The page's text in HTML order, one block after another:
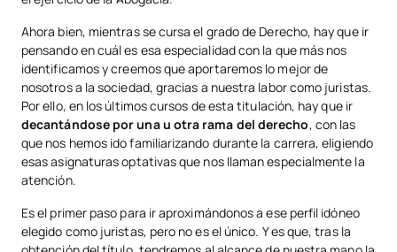
Ahora bien, mientras se cursa el grado de Derecho, hay que ir
pensando en cuál es esa especialidad con la que más nos
identificamos y creemos que aportaremos lo mejor de
nosotros a la sociedad, gracias a nuestra labor como juristas.
Por ello, en los últimos cursos de esta titulación, hay que ir
decantándose por una u otra rama del derecho, con las
que nos hemos ido familiarizando durante la carrera, eligiendo
esas asignaturas optativas que nos llaman especialmente la
atención.
Es el primer paso para ir aproximándonos a ese perfil idóneo
elegido como juristas, pero no es el único. Y es que, tras la